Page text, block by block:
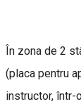
În zona de 2
(placa pentru
instructor, într-